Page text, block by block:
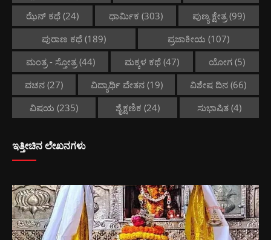
ಝೆನ್ ಕಥೆ(24) ಧಾರ್ಮಿಕ (303) ಪುಣ್ಯ ಕ್ಷೇತ್ರ(99)
ಪುರಾಣ ಕಥೆ (189) ಪ್ರಜಾಕೀಯ (107)
ಮಂತ್ರ - ಸ್ತೋತ್ರ(44) ಮಕ್ಕಳ ಕಥೆ(47) ಯೋಗ (5)
ವಚನ(27) ವಿದ್ಯಾರ್ಥಿ ವೇತನ(19) ವಿಶೇಷ ದಿನ (66)
ವಿಷಯ (235) ಶೈಕ್ಷಣಿಕ (24) ಸುಭಾಷಿತ (4)
ಇತ್ತೀಚಿನ ಲೇಖನಗಳು